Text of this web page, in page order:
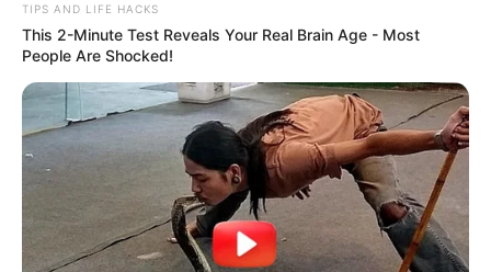
ΚΥΜΗ ΝΕΑ
ΦΩΤΙΑ ΕΥΒΟΙΑ ΤΩΡΑ
TIPS AND LIFE HACKS
This 2-Minute Test Reveals Your Real Brain Age - Most
People Are Shocked!